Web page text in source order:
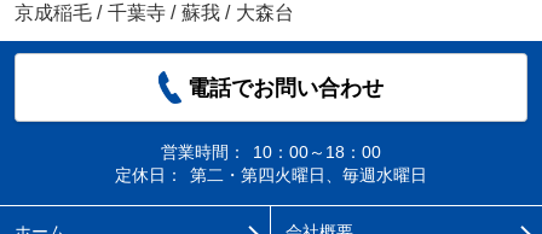
京成稲毛 / 千葉寺 / 蘇我 / 大森台
電話でお問い合わせ
営業時間：
10：00～18：00
定休日：
第二・第四火曜日、毎週水曜日